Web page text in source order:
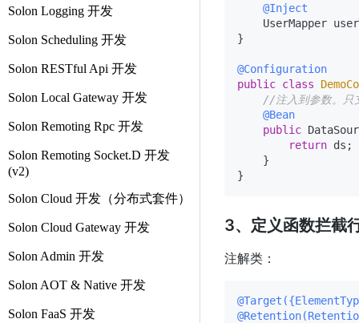
Solon Logging 开发
Solon Scheduling 开发
Solon RESTful Api 开发
Solon Local Gateway 开发
Solon Remoting Rpc 开发
Solon Remoting Socket.D 开发
(v2)
Solon Cloud 开发（分布式套件）
Solon Cloud Gateway 开发
Solon Admin 开发
Solon AOT & Native 开发
Solon FaaS 开发
@Inject
UserMapper
}
@Configuration
public class
//注入到参数。只
@Bean
public
return ds;
    }
3、定义函数拦截
注解类：